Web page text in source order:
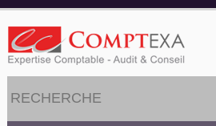
Jump to navigation
Formulaire de recherche
Rechercher